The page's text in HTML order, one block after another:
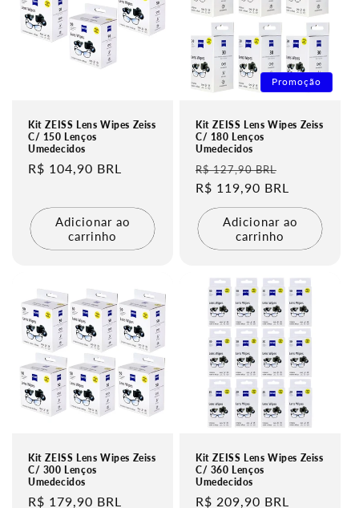
Kit ZEISS Lens Wipes Zeiss
C/ 150 Lenços
Umedecidos
Preço
R$ 104,90 BRL
Adicionar ao
carrinho
Promoção
Kit ZEISS Lens Wipes Zeiss
C/ 180 Lenços
Umedecidos
Preço
normal
R$ 127,90 BRL
R$ 119,90 BRL
Adicionar ao
carrinho
Kit ZEISS Lens Wipes Zeiss
C/ 300 Lenços
Umedecidos
Preço
R$ 179,90 BRL
Kit ZEISS Lens Wipes Zeiss
C/ 360 Lenços
Umedecidos
Preço
R$ 209,90 BRL